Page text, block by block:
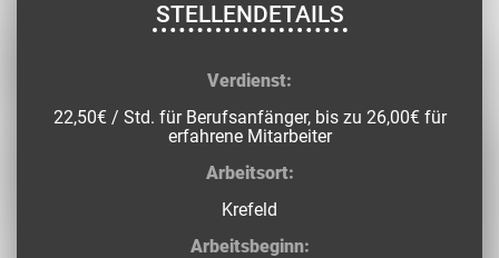
STELLENDETAILS
Verdienst:
22,50€ / Std. für Berufsanfänger, bis zu 26,00€ für
erfahrene Mitarbeiter
Arbeitsort:
Krefeld
Arbeitsbeginn: